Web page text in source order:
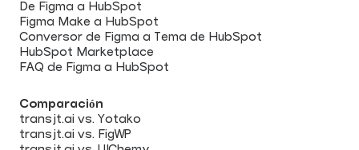
De Figma a HubSpot
Figma Make a HubSpot
Conversor de Figma a Tema de HubSpot
HubSpot Marketplace
FAQ de Figma a HubSpot
Comparación
transjt.ai vs. Yotako
transjt.ai vs. FigWP